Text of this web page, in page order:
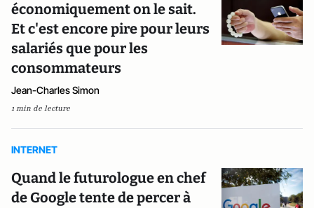
économiquement on le sait.
Et c'est encore pire pour leurs
salariés que pour les
consommateurs
Jean-Charles Simon
1 min de lecture
INTERNET
Quand le futurologue en chef
de Google tente de percer à